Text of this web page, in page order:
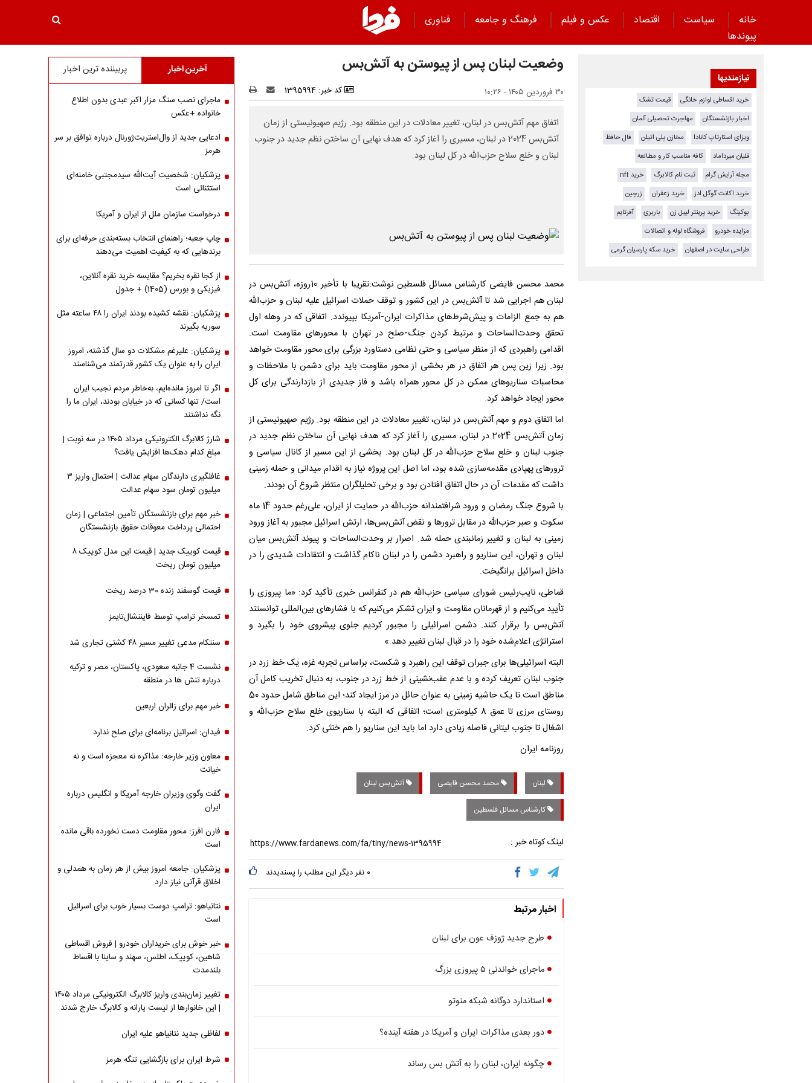
خانه سیاست اقتصاد عکس و فیلم فرهنگ و جامعه
فناوری
پیوند‌ها
وضعیت لبنان پس از پیوستن به آتش‌بس
۳۰ فروردین ۱۴۰۵ - ۱۰:۲۶ کد خبر: 1395994
اتفاق مهم آتش‌بس در لبنان، تغییر معادلات در این منطقه بود. رژیم صهیونیستی از زمان
آتش‌بس 2024 در لبنان، مسیری را آغاز کرد که هدف نهایی آن ساختن نظم جدید در جنوب
لبنان و خلع سلاح حزب‌الله در کل لبنان بود.
محمد محسن فایضی کارشناس مسائل فلسطین نوشت:تقریبا با تأخیر 10روزه، آتش‌بس در
لبنان هم اجرایی شد تا آتش‌بس در این کشور و توقف حملات اسرائیل علیه لبنان و حزب‌الله
هم به جمع الزامات و پیش‌شرط‌های مذاکرات ایران-آمریکا بپیوندد. اتفاقی که در وهله اول
تحقق وحدت‌الساحات و مرتبط کردن جنگ-صلح در تهران با محورهای مقاومت است.
اقدامی راهبردی که از منظر سیاسی و حتی نظامی دستاورد بزرگی برای محور مقاومت خواهد
بود. زیرا زین پس هر اتفاق در هر بخشی از محور مقاومت باید برای دشمن با ملاحظات و
محاسبات سناریوهای ممکن در کل محور همراه باشد و فاز جدیدی از بازدارندگی برای کل
محور ایجاد خواهد کرد.
اما اتفاق دوم و مهم آتش‌بس در لبنان، تغییر معادلات در این منطقه بود. رژیم صهیونیستی از
زمان آتش‌بس 2024 در لبنان، مسیری را آغاز کرد که هدف نهایی آن ساختن نظم جدید در
جنوب لبنان و خلع سلاح حزب‌الله در کل لبنان بود. بخشی از این مسیر از کانال سیاسی و
ترورهای پهپادی مقدمه‌سازی شده بود، اما اصل این پروژه نیاز به اقدام میدانی و حمله زمینی
داشت که مقدمات آن در حال اتفاق افتادن بود و برخی تحلیلگران منتظر شروع آن بودند.
با شروع جنگ رمضان و ورود شرافتمندانه حزب‌الله در حمایت از ایران، علی‌رغم حدود 14 ماه
سکوت و صبر حزب‌الله در مقابل ترورها و نقض آتش‌بس‌ها، ارتش اسرائیل مجبور به آغاز ورود
زمینی به لبنان و تغییر زمانبندی حمله شد. اصرار بر وحدت‌الساحات و پیوند آتش‌بس میان
لبنان و تهران، این سناریو و راهبرد دشمن را در لبنان ناکام گذاشت و انتقادات شدیدی را در
داخل اسرائیل برانگیخت.
قماطی، نایب‌رئیس شورای سیاسی حزب‌الله هم در کنفرانس خبری‌ تأکید کرد: «ما پیروزی را
تأیید می‌کنیم و از قهرمانان مقاومت و ایران تشکر می‌کنیم که با فشارهای بین‌المللی توانستند
آتش‌بس را برقرار کنند. دشمن اسرائیلی را مجبور کردیم جلوی پیشروی خود را بگیرد و
استراتژی اعلام‌شده خود را در قبال لبنان تغییر دهد.»
البته اسرائیلی‌ها برای جبران توقف این راهبرد و شکست، براساس تجربه غزه، یک خط زرد در
جنوب لبنان تعریف کرده و با عدم عقب‌نشینی از خط زرد در جنوب، به دنبال تخریب کامل آن
مناطق است تا یک حاشیه زمینی به عنوان حائل در مرز ایجاد کند؛ این مناطق شامل حدود 50
روستای مرزی تا عمق 8 کیلومتری است؛ اتفاقی که البته با سناریوی خلع سلاح حزب‌الله و
اشغال تا جنوب لیتانی فاصله زیادی دارد اما باید این سناریو را هم خنثی کرد.
روزنامه ایران
لبنان محمد محسن فایضی آتش‌بس لبنان
کارشناس مسائل فلسطین
لینک کوتاه خبر :
۰ نفر دیگر این مطلب را پسندیدند
اخبار مرتبط
طرح جدید ژوزف عون برای لبنان
ماجرای خواندنی ۵ پیروزی بزرگ
استاندارد دوگانه شبکه منوتو
دور بعدی مذاکرات ایران و آمریکا در هفته آینده؟
چگونه ایران، لبنان را به آتش بس رساند
نیازمندیها
خرید اقساطی لوازم خانگی
قیمت تشک
اخبار بازنشستگان
مهاجرت تحصیلی آلمان
ویزای استارتاپ کانادا
مخازن پلی اتیلن
فال حافظ
قلیان میرداماد
کافه مناسب کار و مطالعه
مجله آرایش گرام
ثبت نام کالابرگ
خرید nft
خرید اکانت گوگل ادز
خرید زعفران
زرچین
بوکینگ
خرید پرینتر لیبل زن باربری
آفرتایم
مزایده خودرو
فروشگاه لوله و اتصالات
طراحی سایت در اصفهان
خرید سکه پارسیان گرمی
آخرین اخبار پربیننده ترین اخبار
ماجرای نصب سنگ مزار اکبر عبدی بدون اطلاع
خانواده +عکس
ادعایی جدید از وال‌استریت‌ژورنال درباره توافق بر سر
هرمز
پزشکیان: شخصیت آیت‌الله سیدمجتبی خامنه‌ای
استثنائی است
درخواست سازمان ملل از ایران و آمریکا
چاپ جعبه؛ راهنمای انتخاب بسته‌بندی حرفه‌ای برای
برندهایی که به کیفیت اهمیت می‌دهند
از کجا نقره بخریم؟ مقایسه خرید نقره آنلاین،
فیزیکی و بورس (1405) + جدول
پزشکیان: نقشه کشیده بودند ایران را ۴۸ ساعته مثل
سوریه بگیرند
پزشکیان: علیرغم مشکلات دو سال گذشته، امروز
ایران را به عنوان یک کشور قدرتمند می‌شناسند
اگر تا امروز مانده‌ایم، به‌خاطر مردم نجیب ایران
است/ تنها کسانی که در خیابان بودند، ایران ما را
نگه نداشتند
شارژ کالابرگ الکترونیکی مرداد ۱۴۰۵ در سه نوبت |
مبلغ کدام دهک‌ها افزایش یافت؟
غافلگیری دارندگان سهام عدالت | احتمال واریز ۳
میلیون تومان سود سهام عدالت
خبر مهم برای بازنشستگان تأمین اجتماعی | زمان
احتمالی پرداخت معوقات حقوق بازنشستگان
قیمت کوییک جدید | قیمت این مدل کوییک ۸
میلیون تومان ریخت
قیمت گوسفند زنده 30 درصد ریخت
تمسخر ترامپ توسط فایننشال‌تایمز
سنتکام مدعی تغییر مسیر ۴۸ کشتی تجاری شد
نشست 4 جانبه سعودی، پاکستان، مصر و ترکیه
درباره تنش ها در منطقه
خبر مهم برای زائران اربعین
فیدان: اسرائیل برنامه‌ای برای صلح ندارد
معاون وزیر خارجه: مذاکره نه معجزه است و نه
خیانت
گفت وگوی وزیران خارجه آمریکا و انگلیس درباره
ایران
فارن افرز: محور مقاومت دست نخورده باقی مانده
است
پزشکیان: جامعه امروز بیش از هر زمان به همدلی و
اخلاق قرآنی نیاز دارد
نتانیاهو: ترامپ دوست بسیار خوب برای اسرائیل
است
خبر خوش برای خریداران خودرو | فروش اقساطی
شاهین، کوییک، اطلس، سهند و ساینا با اقساط
بلندمدت
تغییر زمان‌بندی واریز کالابرگ الکترونیکی مرداد ۱۴۰۵
| این خانوارها از لیست یارانه و کالابرگ خارج شدند
لفاظی جدید نتانیاهو علیه ایران
شرط ایران برای بازگشایی تنگه هرمز